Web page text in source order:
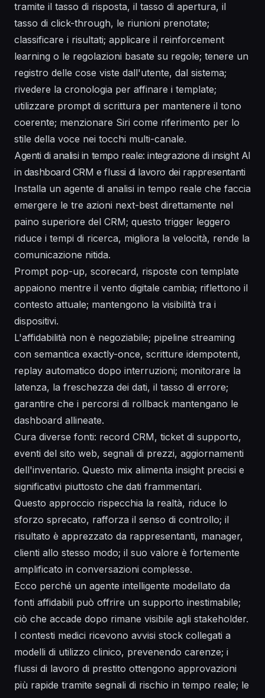
tramite il tasso di risposta, il tasso di apertura, il
tasso di click-through, le riunioni prenotate;
classificare i risultati; applicare il reinforcement
learning o le regolazioni basate su regole; tenere un
registro delle cose viste dall'utente, dal sistema;
rivedere la cronologia per affinare i template;
utilizzare prompt di scrittura per mantenere il tono
coerente; menzionare Siri come riferimento per lo
stile della voce nei tocchi multi-canale.
Agenti di analisi in tempo reale: integrazione di insight AI
in dashboard CRM e flussi di lavoro dei rappresentanti
Installa un agente di analisi in tempo reale che faccia
emergere le tre azioni next-best direttamente nel
paino superiore del CRM; questo trigger leggero
riduce i tempi di ricerca, migliora la velocità, rende la
comunicazione nitida.
Prompt pop-up, scorecard, risposte con template
appaiono mentre il vento digitale cambia; riflettono il
contesto attuale; mantengono la visibilità tra i
dispositivi.
L'affidabilità non è negoziabile; pipeline streaming
con semantica exactly-once, scritture idempotenti,
replay automatico dopo interruzioni; monitorare la
latenza, la freschezza dei dati, il tasso di errore;
garantire che i percorsi di rollback mantengano le
dashboard allineate.
Cura diverse fonti: record CRM, ticket di supporto,
eventi del sito web, segnali di prezzi, aggiornamenti
dell'inventario. Questo mix alimenta insight precisi e
significativi piuttosto che dati frammentari.
Questo approccio rispecchia la realtà, riduce lo
sforzo sprecato, rafforza il senso di controllo; il
risultato è apprezzato da rappresentanti, manager,
clienti allo stesso modo; il suo valore è fortemente
amplificato in conversazioni complesse.
Ecco perché un agente intelligente modellato da
fonti affidabili può offrire un supporto inestimabile;
ciò che accade dopo rimane visibile agli stakeholder.
I contesti medici ricevono avvisi stock collegati a
modelli di utilizzo clinico, prevenendo carenze; i
flussi di lavoro di prestito ottengono approvazioni
più rapide tramite segnali di rischio in tempo reale; le